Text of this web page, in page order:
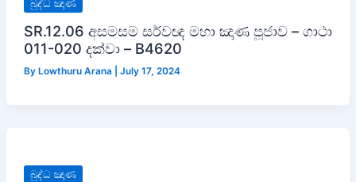
බුද්ධ ඤාණ
SR.12.06 අසමසම සර්වඥ මහා ඤාණ පූජාව – ගාථා
011-020 දක්වා – B4620
By Lowthuru Arana July 17, 2024
බුද්ධ ඤාණ